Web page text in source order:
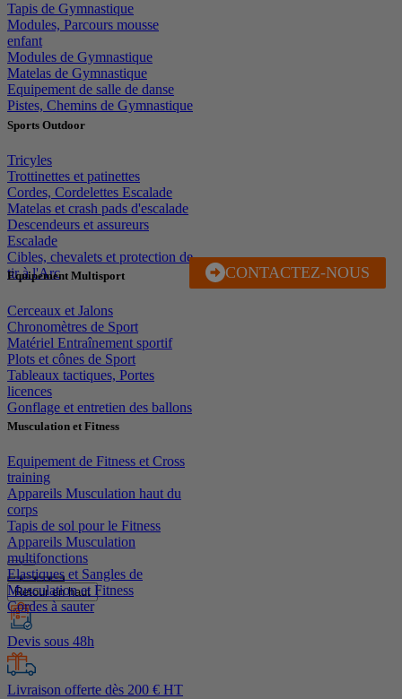
J'EN PROFITE
CONTACTEZ-NOUS
Tapis de Gymnastique
Modules, Parcours mousse
enfant
Modules de Gymnastique
Matelas de Gymnastique
Equipement de salle de danse
Pistes, Chemins de Gymnastique
Sports Outdoor
Tricyles
Trottinettes et patinettes
Cordes, Cordelettes Escalade
Matelas et crash pads d'escalade
Descendeurs et assureurs
Escalade
Cibles, chevalets et protection de
tir à l'Arc
Equipement Multisport
Cerceaux et Jalons
Chronomètres de Sport
Matériel Entraînement sportif
Plots et cônes de Sport
Tableaux tactiques, Portes
licences
Gonflage et entretien des ballons
Musculation et Fitness
Equipement de Fitness et Cross
training
Appareils Musculation haut du
corps
Tapis de sol pour le Fitness
Appareils Musculation
multifonctions
Elastiques et Sangles de
Musculation et Fitness
Cordes à sauter
Retour en haut
Devis sous 48h
Livraison offerte dès 200 € HT